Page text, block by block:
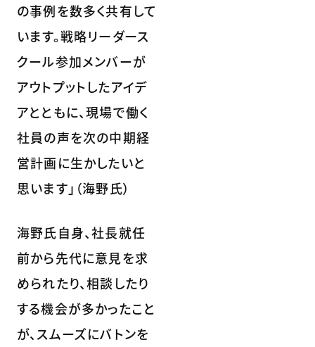
の事例を数多く共有して
います。戦略リーダース
クール参加メンバーが
アウトプットしたアイデ
アとともに、現場で働く
社員の声を次の中期経
営計画に生かしたいと
思います」（海野氏）
海野氏自身、社長就任
前から先代に意見を求
められたり、相談したり
する機会が多かったこと
が、スムーズにバトンを